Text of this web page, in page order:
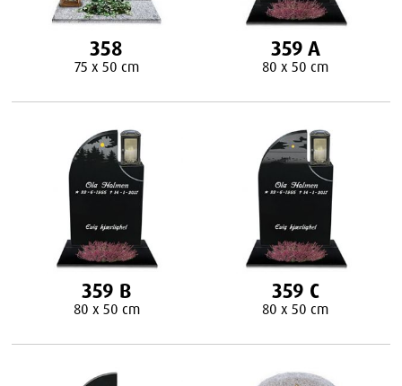
358
75 x 50 cm
359 A
80 x 50 cm
359 B
80 x 50 cm
359 C
80 x 50 cm